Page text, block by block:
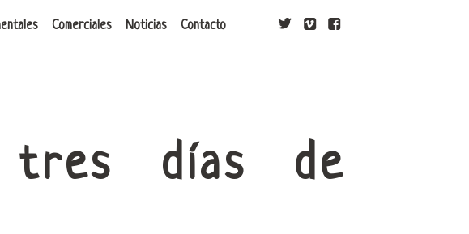
Comerciales Noticias Contacto T V F
tres días de